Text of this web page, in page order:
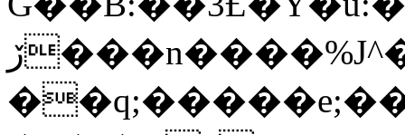
ڒ���n����%J^�}